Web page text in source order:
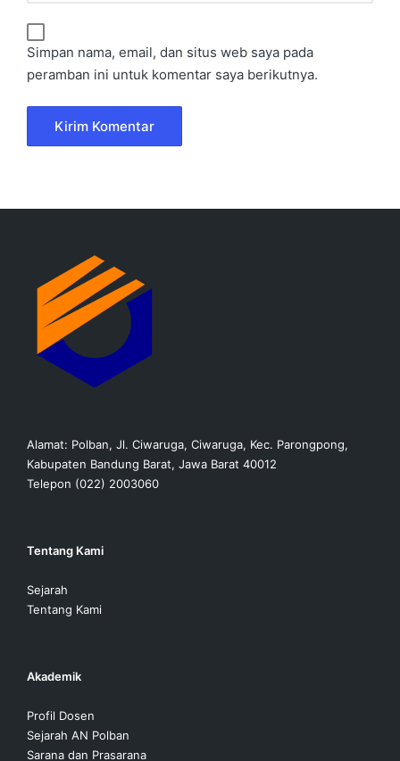
Simpan nama, email, dan situs web saya pada
peramban ini untuk komentar saya berikutnya.
Alamat: Polban, Jl. Ciwaruga, Ciwaruga, Kec. Parongpong,
Kabupaten Bandung Barat, Jawa Barat 40012
Telepon (022) 2003060
Tentang Kami
Sejarah
Tentang Kami
Akademik
Profil Dosen
Sejarah AN Polban
Sarana dan Prasarana